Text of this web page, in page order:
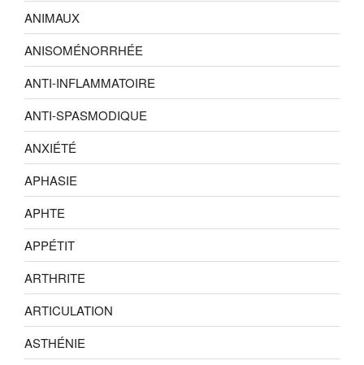
ANIMAUX
ANISOMÉNORRHÉE
ANTI-INFLAMMATOIRE
ANTI-SPASMODIQUE
ANXIÉTÉ
APHASIE
APHTE
APPÉTIT
ARTHRITE
ARTICULATION
ASTHÉNIE